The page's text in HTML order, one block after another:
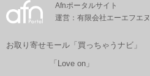
Afnポータルサイト
運営：有限会社エーエフエヌ
お取り寄せモール「買っちゃうナビ」
「Love on」